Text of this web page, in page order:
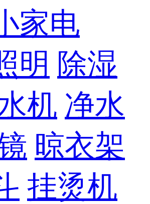
家电
明 除湿
机 净水
晾衣架
挂烫机